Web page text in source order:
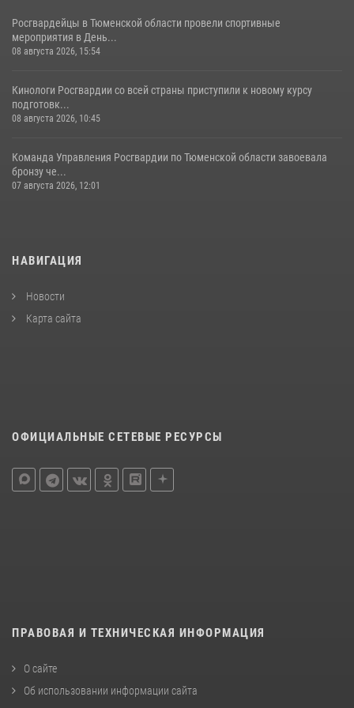
Росгвардейцы в Тюменской области провели спортивные
мероприятия в День...
08 августа 2026, 15:54
Кинологи Росгвардии со всей страны приступили к новому курсу
подготовк...
08 августа 2026, 10:45
Команда Управления Росгвардии по Тюменской области завоевала
бронзу че...
07 августа 2026, 12:01
НАВИГАЦИЯ
Новости
Карта сайта
ОФИЦИАЛЬНЫЕ СЕТЕВЫЕ РЕСУРСЫ
ПРАВОВАЯ И ТЕХНИЧЕСКАЯ ИНФОРМАЦИЯ
О сайте
Об использовании информации сайта